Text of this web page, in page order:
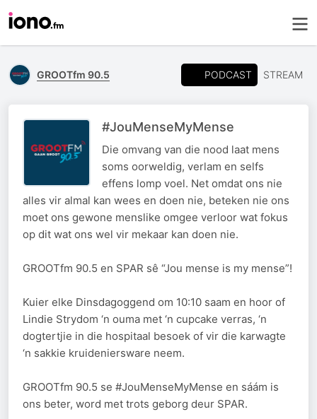
GROOTfm 90.5 PODCAST STREAM
#JouMenseMyMense
Die omvang van die nood laat mens
soms oorweldig, verlam en selfs
effens lomp voel. Net omdat ons nie
alles vir almal kan wees en doen nie, beteken nie ons
moet ons gewone menslike omgee verloor wat fokus
op dit wat ons wel vir mekaar kan doen nie.
GROOTfm 90.5 en SPAR sê “Jou mense is my mense”!
Kuier elke Dinsdagoggend om 10:10 saam en hoor of
Lindie Strydom ‘n ouma met ‘n cupcake verras, ‘n
dogtertjie in die hospitaal besoek of vir die karwagte
‘n sakkie kruideniersware neem.
GROOTfm 90.5 se #JouMenseMyMense en sáám is
ons beter, word met trots geborg deur SPAR.